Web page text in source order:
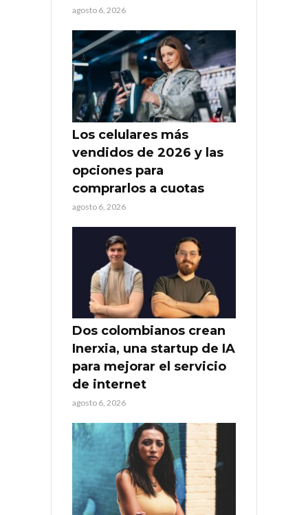
agosto 6, 2026
Los celulares más
vendidos de 2026 y las
opciones para
comprarlos a cuotas
agosto 6, 2026
Dos colombianos crean
Inerxia, una startup de IA
para mejorar el servicio
de internet
agosto 6, 2026